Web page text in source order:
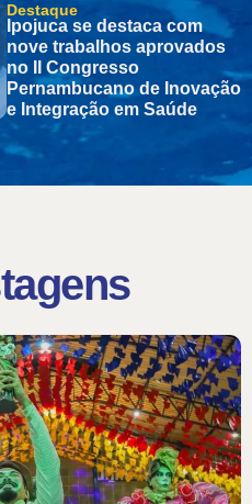
Destaque
Ipojuca se destaca com
nove trabalhos aprovados
no II Congresso
Pernambucano de Inovação
e Integração em Saúde